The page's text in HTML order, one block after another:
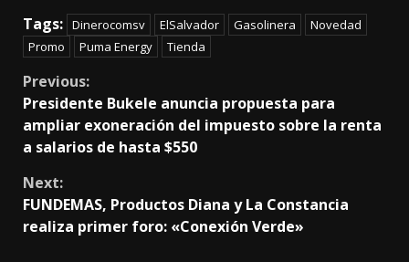
Tags: Dinerocomsv ElSalvador Gasolinera
Novedad
Promo
Puma Energy Tienda
Continue
Reading
Previous:
Presidente Bukele anuncia propuesta para
ampliar exoneración del impuesto sobre la renta
a salarios de hasta $550
Next:
FUNDEMAS, Productos Diana y La Constancia
realiza primer foro: «Conexión Verde»